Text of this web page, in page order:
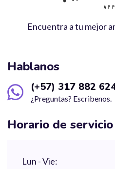
Encuentra a tu mejor
Hablanos
(+57) 317 882
¿Preguntas? Escribenos.
Horario de servicio
Lun - Vie: